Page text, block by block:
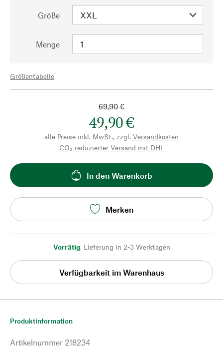
Größe
Menge
Größentabelle
69,90 €
49,90 €
alle Preise inkl. MwSt., zzgl. Versandkosten
CO₂-reduzierter Versand mit DHL
In den Warenkorb
Merken
Vorrätig, Lieferung in 2-3 Werktagen
Verfügbarkeit im Warenhaus
Produktinformation
Artikelnummer 218234